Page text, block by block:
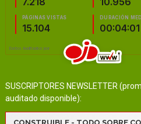
SUSCRIPTORES NEWSLETTER
auditado disponible):